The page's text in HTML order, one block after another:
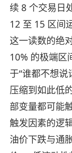
续 8 个交易日
12 至 15 区间
这一读数的绝
10% 的极端
于“谁都不想
压缩到如此低
部变量都可能
触发因素的逻
油价下跌与通